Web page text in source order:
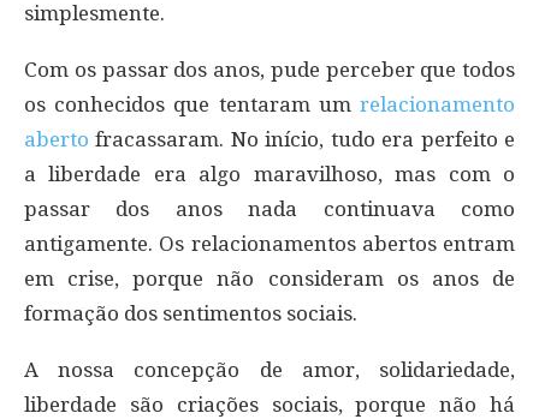
simplesmente.
Com os passar dos anos, pude perceber que todos
os conhecidos que tentaram um relacionamento
aberto fracassaram. No início, tudo era perfeito e
a liberdade era algo maravilhoso, mas com o
passar dos anos nada continuava como
antigamente. Os relacionamentos abertos entram
em crise, porque não consideram os anos de
formação dos sentimentos sociais.
A nossa concepção de amor, solidariedade,
liberdade são criações sociais, porque não há